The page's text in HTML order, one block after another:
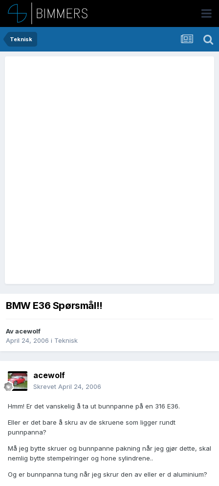
Teknisk
BMW E36 Spørsmål!!
Avacewolf
April 24, 2006 i Teknisk
acewolf
Skrevet April 24, 2006
Hmm! Er det vanskelig å ta ut bunnpanne på en 316 E36.
Eller er det bare å skru av de skruene som ligger rundt
punnpanna?
Må jeg bytte skruer og bunnpanne pakning når jeg gjør dette, skal
nemlig bytte stempelringer og hone sylindrene..
Og er bunnpanna tung når jeg skrur den av eller er d aluminium?